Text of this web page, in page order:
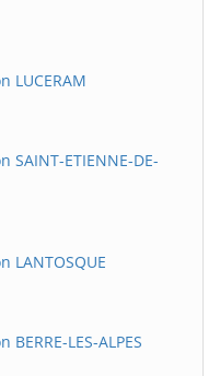
LUCERAM
ETIENNE-DE-
LANTOSQUE
LES-ALPES